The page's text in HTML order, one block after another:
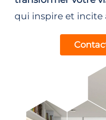
qui inspire et incite